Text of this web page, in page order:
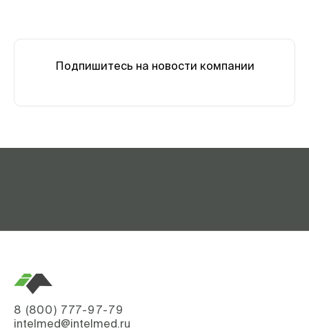
Подпишитесь на новости компании
8 (800) 777-97-79
intelmed@intelmed.ru